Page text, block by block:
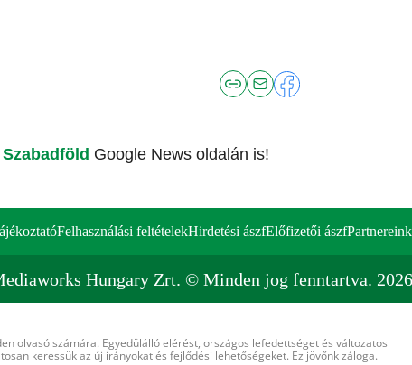
Szabadföld Google News oldalán is!
Felhasználási feltételekHirdetési ászfElőfizetői ászfPartnereink
Hungary Zrt. © Minden jog fenntartva. 2026
olvasó számára. Egyedülálló elérést, országos lefedettséget és változatos
keressük az új irányokat és fejlődési lehetőségeket. Ez jövőnk záloga.